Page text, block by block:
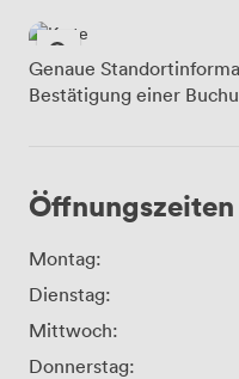
Genaue
Bestätigung einer
Öffnungszeiten
Montag:
Dienstag:
Mittwoch:
Donnerstag: